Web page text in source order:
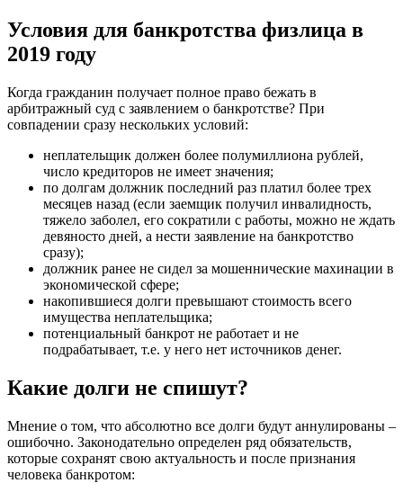
Условия для банкротства физлица в
2019 году
Когда гражданин получает полное право бежать в
арбитражный суд с заявлением о банкротстве? При
совпадении сразу нескольких условий:
неплательщик должен более полумиллиона рублей,
число кредиторов не имеет значения;
по долгам должник последний раз платил более трех
месяцев назад (если заемщик получил инвалидность,
тяжело заболел, его сократили с работы, можно не ждать
девяносто дней, а нести заявление на банкротство
сразу);
должник ранее не сидел за мошеннические махинации в
экономической сфере;
накопившиеся долги превышают стоимость всего
имущества неплательщика;
потенциальный банкрот не работает и не
подрабатывает, т.е. у него нет источников денег.
Какие долги не спишут?
Мнение о том, что абсолютно все долги будут аннулированы –
ошибочно. Законодательно определен ряд обязательств,
которые сохранят свою актуальность и после признания
человека банкротом: